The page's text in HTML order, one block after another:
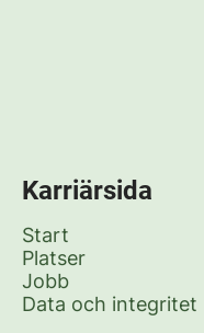
Karriärsida
Start
Platser
Jobb
Data och integritet